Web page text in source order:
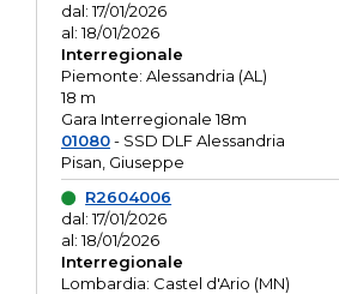
dal: 17/01/2026
al: 18/01/2026
Interregionale
Piemonte: Alessandria (AL)
18 m
Gara Interregionale 18m
01080- SSD DLF Alessandria
Pisan, Giuseppe
R2604006
dal: 17/01/2026
al: 18/01/2026
Interregionale
Lombardia: Castel d'Ario (MN)